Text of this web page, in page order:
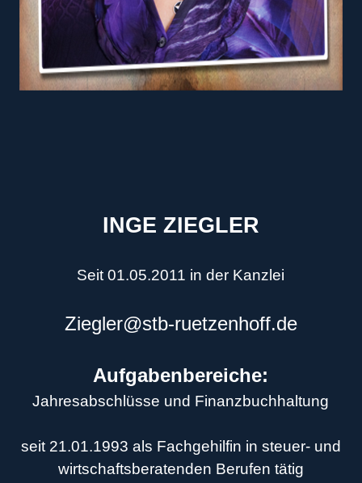
INGE ZIEGLER
Seit 01.05.2011 in der Kanzlei
Ziegler@stb-ruetzenhoff.de
Aufgabenbereiche:
Jahresabschlüsse und Finanzbuchhaltung
seit 21.01.1993 als Fachgehilfin in steuer- und
wirtschaftsberatenden Berufen tätig